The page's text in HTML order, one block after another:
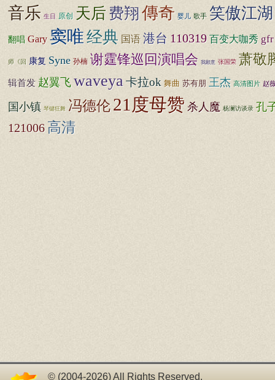
音乐 生日 原创 天后费翔傳奇 婴儿 歌手 笑傲江湖
翻唱 Gary 窦唯经典 国语 港台 110319 百变大咖秀 gfr
师《回 康复 Syne 孙楠 谢霆锋巡回演唱会 我願意 张国荣 萧敬
辑首发 赵翼飞 waveya 卡拉ok 舞曲 苏有朋 王杰 高清图片 赵
国小镇 琴键狂舞 冯德伦 21度母赞 杀人魔 杨澜访谈录 孔
121006 高清
© (2004-2026) All Rights Reserved.